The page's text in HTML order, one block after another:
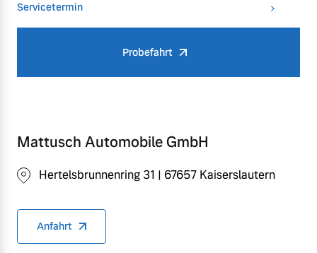
Servicetermin
Probefahrt
Mattusch Automobile GmbH
Hertelsbrunnenring 31 | 67657 Kaiserslautern
Anfahrt